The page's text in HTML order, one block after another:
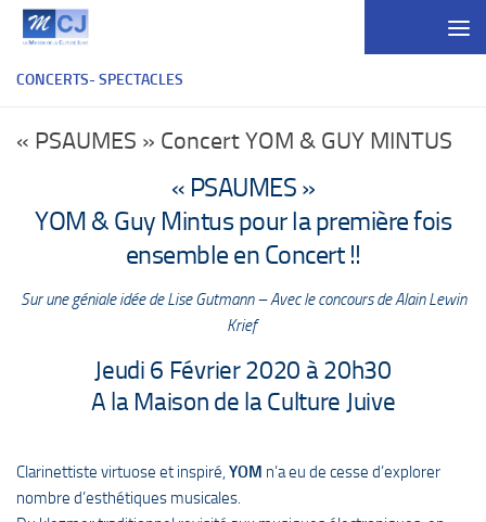
Skip to content
CONCERTS- SPECTACLES
« PSAUMES » Concert YOM & GUY MINTUS
« PSAUMES »
YOM & Guy Mintus pour la première fois
ensemble en Concert !!
Sur une géniale idée de Lise Gutmann – Avec le concours de Alain Lewin
Krief
Jeudi 6 Février 2020 à 20h30
A la Maison de la Culture Juive
Clarinettiste virtuose et inspiré, YOM n’a eu de cesse d’explorer
nombre d’esthétiques musicales.